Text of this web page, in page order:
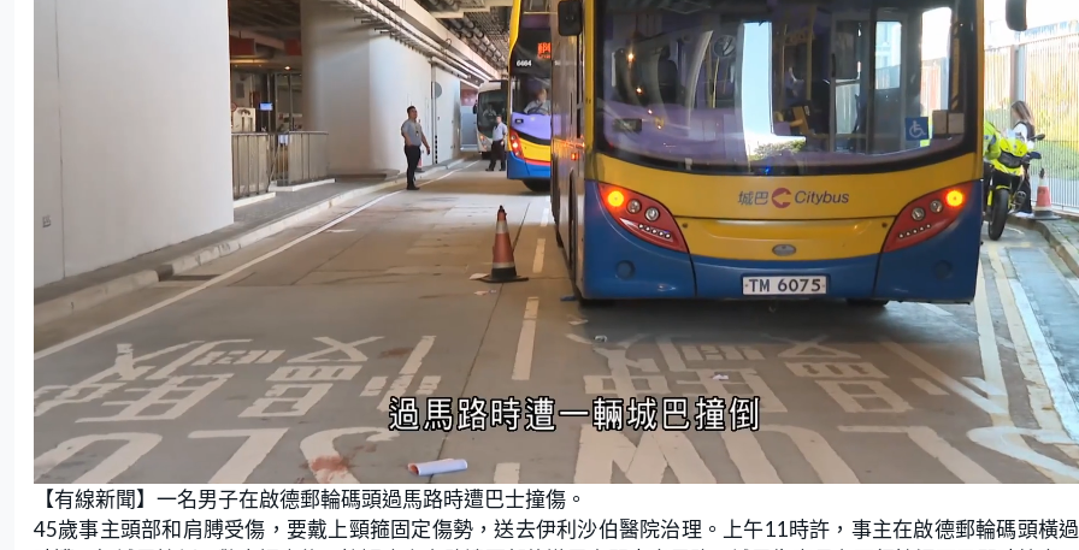
n
m
u
t
e
o
a
d
d
【有線新聞】一名男子在啟德郵輪碼頭過馬路時遭巴士撞傷。
45歲事主頭部和肩膊受傷，要戴上頸箍固定傷勢，送去伊利沙伯醫院治理。上午11時許，事主在啟德郵輪碼頭橫